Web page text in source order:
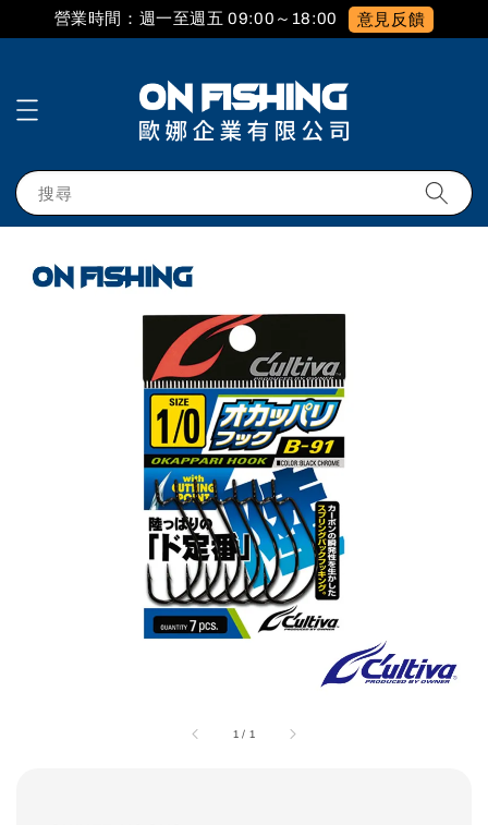
營業時間：週一至週五 09:00～18:00 意見反饋
搜尋
1 / 1